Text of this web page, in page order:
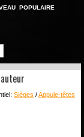
POPULAIRE
Sièges /Appuie-têtes